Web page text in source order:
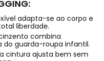
adapta-se ao corpo e
liberdade.
combina
guarda-roupa infantil.
cintura ajusta bem sem